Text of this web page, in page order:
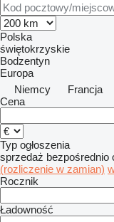
Polska
świętokrzyskie
Bodzentyn
Europa
Niemcy
Francja
Cena
Typ ogłoszenia
sprzedaż bezpośrednio
(rozliczenie w zamian)
Rocznik
Ładowność